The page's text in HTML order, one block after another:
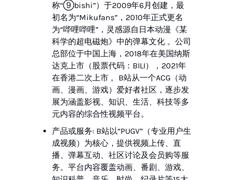
称“⑨bishi”）于2009年6月创建，最
初名为“Mikufans”，2010年正式更名
为“哔哩哔哩”，灵感源自日本动漫《某
科学的超电磁炮》中的弹幕文化 。公司
总部位于中国上海，2018年在美国纳斯
达克上市（股票代码：BILI），2021年
在香港二次上市 。B站从一个ACG（动
画、漫画、游戏）爱好者社区，逐步发
展为涵盖影视、知识、生活、科技等多
元内容的综合性视频平台。
产品或服务: B站以“PUGV”（专业用户生
成视频）为核心，提供视频上传、直
播、弹幕互动、社区讨论及会员购等服
务。平台内容覆盖动画、番剧、游戏、